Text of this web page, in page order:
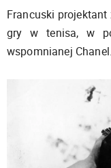
Francuski
gry w tenisa, w
wspomnianej Chanel.